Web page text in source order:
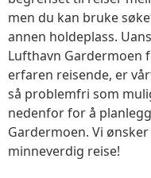
men du kan bruke
annen holdeplass.
Lufthavn Gardermoen
erfaren reisende, er
så problemfri som
nedenfor for å
Gardermoen. Vi
minneverdig reise!